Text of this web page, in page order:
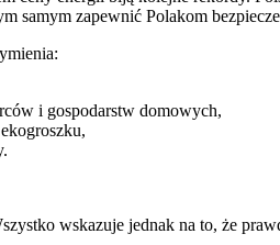
samym zapewnić Polakom
i gospodarstw domowych,
wskazuje jednak na to, że